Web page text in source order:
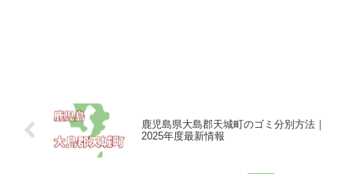
鹿児島県大島郡天城町のゴミ分別方法｜
2025年度最新情報